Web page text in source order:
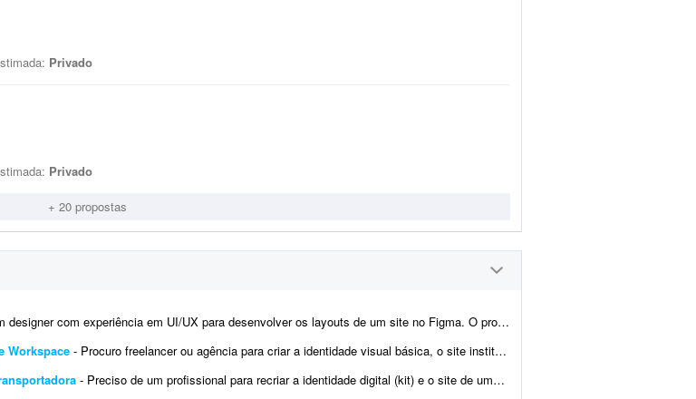
Privado
Privado
+ 20 propostas
experiência em UI/UX para desenvolver os layouts de um site no Figma. O projeto contempla a criação do layout da página inicial e de p...
Workspace - Procuro freelancer ou agência para criar a identidade visual básica, o site institucional e a infraestrutura de e-mails para um negócio que atua em 3 frentes estratégicas...
- Preciso de um profissional para recriar a identidade digital (kit) e o site de uma corretora. Também haverá demanda para criar o site de uma transportadora. Ambos já est&atild...